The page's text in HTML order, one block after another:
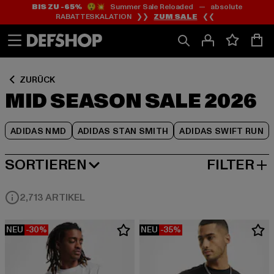
Zum
Inhalt
springen
Zum
Fußzeile
springen
BIS ZU -65%😲💥 Summer Sale Reloaded — absolute
RABATTESKALATION ❯❯ ZUM SALE ❮❮
ZURÜCK
MID SEASON SALE 2026
ADIDAS NMD ADIDAS STAN SMITH ADIDAS SWIFT RUN
Zum
Produktraster
springen
SORTIEREN
BELIEBTESTE FILTER
2,713 ARTIKEL
NEU -30% NEU -35%